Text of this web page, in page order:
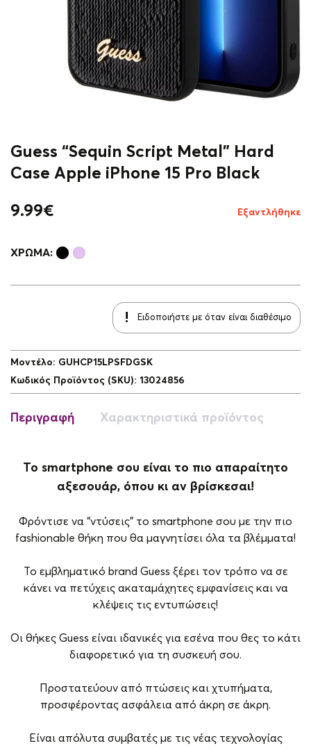
Guess “Sequin Script Metal” Hard
Case Apple iPhone 15 Pro Black
9.99€ Εξαντλήθηκε
ΧΡΏΜΑ:
Ειδοποιήστε με όταν είναι διαθέσιμο
Μοντέλο: GUHCP15LPSFDGSK
Κωδικός Προϊόντος (SKU): 13024856
Περιγραφή Χαρακτηριστικά προϊόντος
Το smartphone σου είναι το πιο απαραίτητο
αξεσουάρ, όπου κι αν βρίσκεσαι!
Φρόντισε να “ντύσεις” το smartphone σου με την πιο
fashionable θήκη που θα μαγνητίσει όλα τα βλέμματα!
Το εμβληματικό brand Guess ξέρει τον τρόπο να σε
κάνει να πετύχεις ακαταμάχητες εμφανίσεις και να
κλέψεις τις εντυπώσεις!
Οι θήκες Guess είναι ιδανικές για εσένα που θες το κάτι
διαφορετικό για τη συσκευή σου.
Προστατεύουν από πτώσεις και χτυπήματα,
προσφέροντας ασφάλεια από άκρη σε άκρη.
Είναι απόλυτα συμβατές με τις νέας τεχνολογίας